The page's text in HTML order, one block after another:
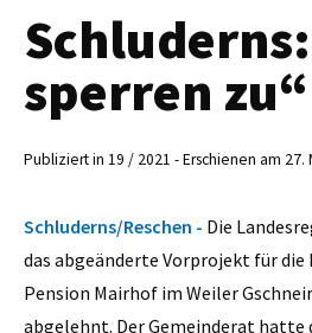
sperren zu“
Publiziert in 19 / 2021 - Erschienen am 27.
Schluderns/Reschen - Die
das abgeänderte Vorprojekt für die
Pension Mairhof im Weiler
abgelehnt. Der Gemeinderat hatte